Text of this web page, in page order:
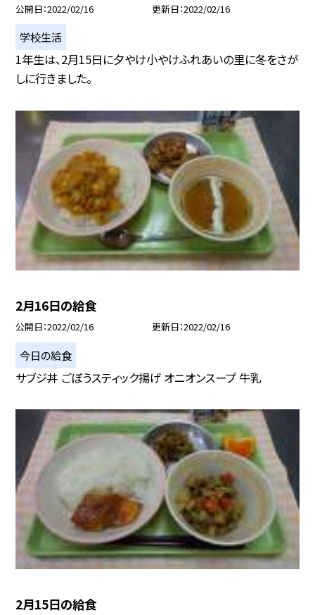
公開日 2022/02/16 更新日 2022/02/16
学校生活
1年生は、2月15日に夕やけ小やけふれあいの里に冬をさが
しに行きました。
2月16日の給食
公開日 2022/02/16 更新日 2022/02/16
今日の給食
サブジ丼 ごぼうスティック揚げ オニオンスープ 牛乳
2月15日の給食